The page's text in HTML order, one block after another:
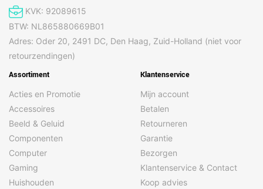
KVK: 92089615
BTW: NL865880669B01
Adres: Oder 20, 2491 DC, Den Haag, Zuid-Holland (niet voor
retourzendingen)
Assortiment
Acties en Promotie
Accessoires
Beeld & Geluid
Componenten
Computer
Gaming
Huishouden
Klantenservice
Mijn account
Betalen
Retourneren
Garantie
Bezorgen
Klantenservice & Contact
Koop advies